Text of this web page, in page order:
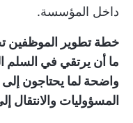
داخل المؤسسة.
خطة تطوير
ما أن يرتقي في السلم
واضحة لما يحتاجون
المسؤوليات والانتقال